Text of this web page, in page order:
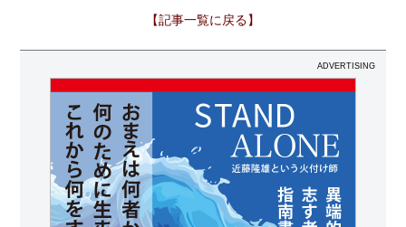
【記事一覧に戻る】
ADVERTISING